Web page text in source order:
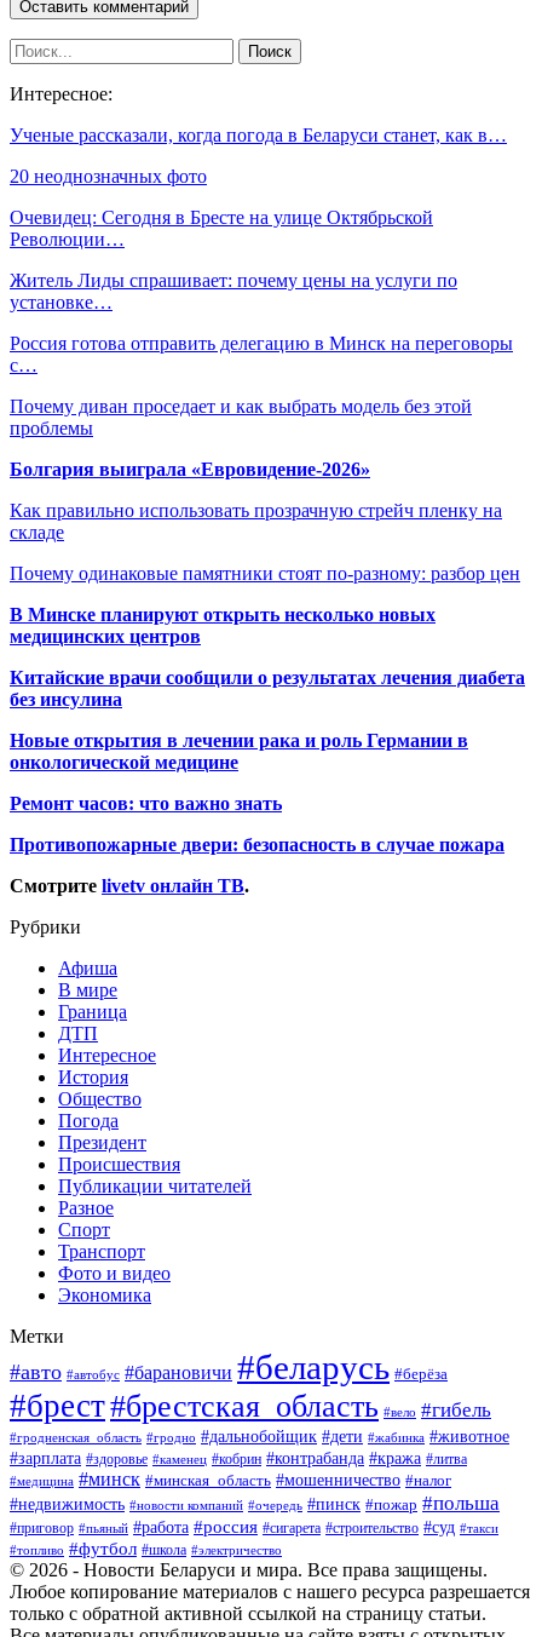
Интересное:
Ученые рассказали, когда погода в Беларуси станет, как в…
20 неоднозначных фото
Очевидец: Сегодня в Бресте на улице Октябрьской
Революции…
Житель Лиды спрашивает: почему цены на услуги по
установке…
Россия готова отправить делегацию в Минск на переговоры
с…
Почему диван проседает и как выбрать модель без этой
проблемы
Болгария выиграла «Евровидение-2026»
Как правильно использовать прозрачную стрейч пленку на
складе
Почему одинаковые памятники стоят по-разному: разбор цен
В Минске планируют открыть несколько новых
медицинских центров
Китайские врачи сообщили о результатах лечения диабета
без инсулина
Новые открытия в лечении рака и роль Германии в
онкологической медицине
Ремонт часов: что важно знать
Противопожарные двери: безопасность в случае пожара
Смотрите livetv онлайн ТВ.
Рубрики
Афиша
В мире
Граница
ДТП
Интересное
История
Общество
Погода
Президент
Происшествия
Публикации читателей
Разное
Спорт
Транспорт
Фото и видео
Экономика
Метки
#авто #автобус #барановичи #беларусь #берёза
#брест#брестская_область #вело #гибель
#гродненская_область #гродно #дальнобойщик #дети #жабинка #животное
#зарплата #здоровье #каменец #кобрин #контрабанда #кража #литва
#медицина #минск #минская_область #мошенничество #налог
#недвижимость #новости компаний #очередь #пинск #пожар #польша
#приговор #пьяный #работа #россия #сигарета #строительство #суд #такси
#топливо #футбол #школа #электричество
© 2026 - Новости Беларуси и мира. Все права защищены.
Любое копирование материалов с нашего ресурса разрешается
только с обратной активной ссылкой на страницу статьи.